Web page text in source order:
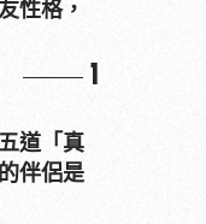
性格，
1
道「真
伴侶是